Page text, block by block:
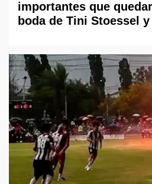
importantes que
boda de Tini Stoessel